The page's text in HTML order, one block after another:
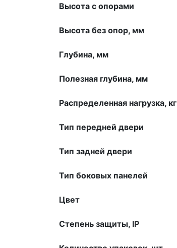
Высота с опорами
Высота без опор, мм
Глубина, мм
Полезная глубина, мм
Распределенная нагрузка, кг
Тип передней двери
Тип задней двери
Тип боковых панелей
Цвет
Степень защиты, IP